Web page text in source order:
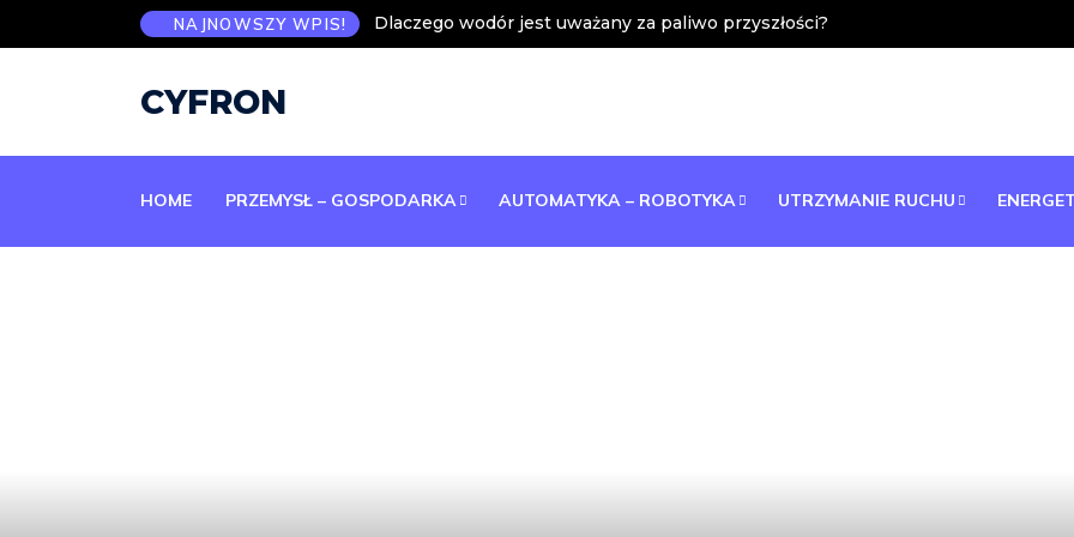
NAJNOWSZY WPIS! Dlaczego wodór jest uważany za paliwo przyszłości?
CYFRON
HOME PRZEMYSŁ – GOSPODARKA AUTOMATYKA – ROBOTYKA UTRZYMANIE RUCHU